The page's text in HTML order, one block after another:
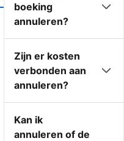
boeking
annuleren?
Zijn er kosten
verbonden aan
annuleren?
Kan ik
annuleren of de